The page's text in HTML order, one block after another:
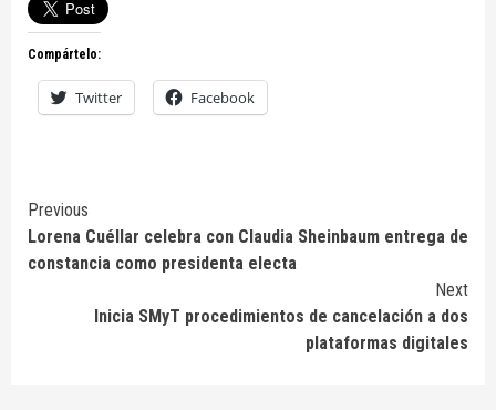
Compártelo:
Twitter Facebook
Continue
Reading
Previous
Lorena Cuéllar celebra con Claudia Sheinbaum entrega de
constancia como presidenta electa
Next
Inicia SMyT procedimientos de cancelación a dos
plataformas digitales